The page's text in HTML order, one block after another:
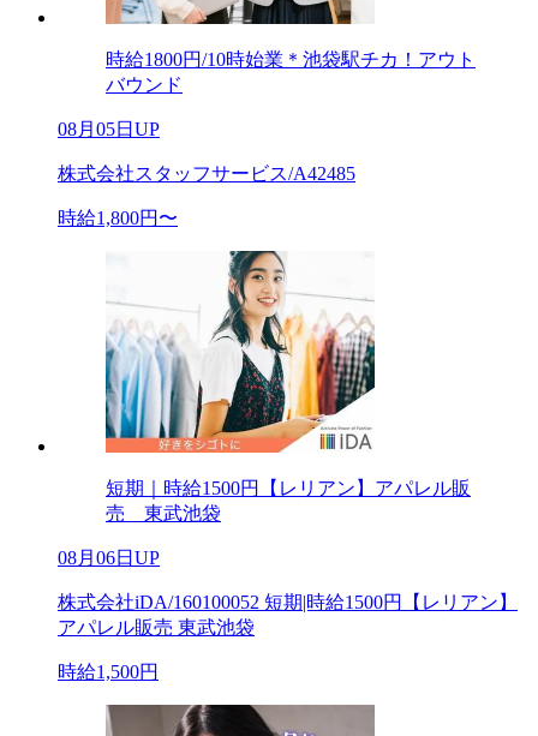
時給1800円/10時始業＊池袋駅チカ！アウト
バウンド
08月05日UP
株式会社スタッフサービス/A42485
時給1,800円〜
短期｜時給1500円【レリアン】アパレル販
売 東武池袋
08月06日UP
株式会社iDA/160100052 短期|時給1500円【レリアン】
アパレル販売 東武池袋
時給1,500円